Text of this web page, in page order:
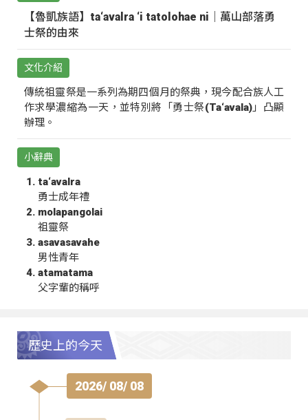
【魯凱族語】ta‘avalra ‘i tatolohae ni｜萬山部落勇
士祭的由來
文化介紹
傳統祖靈祭是一系列為期四個月的祭典，現今配合族人工
作求學濃縮為一天，並特別將「勇士祭(Ta‘avala)」凸顯
辦理。
小辭典
ta‘avalra
勇士成年禮
molapangolai
祖靈祭
asavasavahe
男性青年
atamatama
父字輩的稱呼
歷史上的今天
2026/ 08/ 08